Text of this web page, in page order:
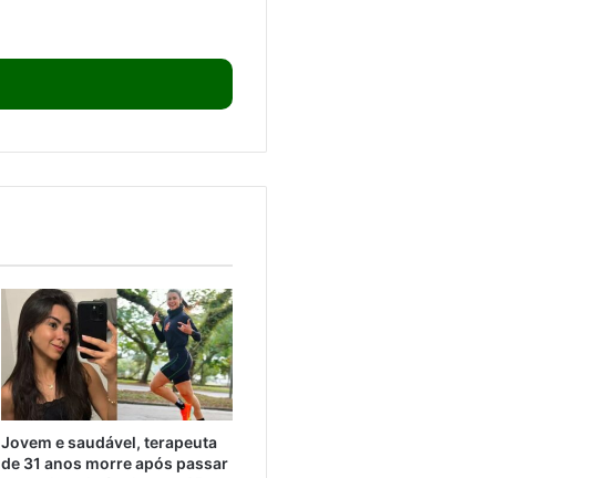
Jovem e saudável, terapeuta
de 31 anos morre após passar